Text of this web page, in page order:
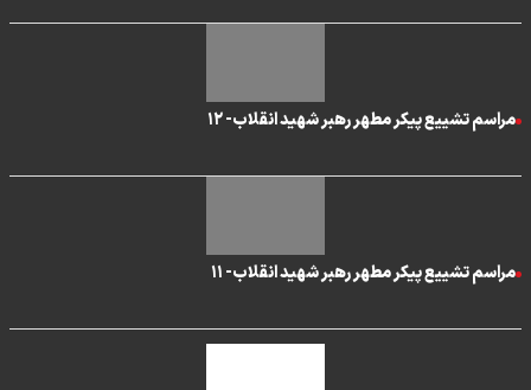
مراسم تشییع پیکر مطهر رهبر شهید انقلاب- ۱۲
مراسم تشییع پیکر مطهر رهبر شهید انقلاب- ۱۱